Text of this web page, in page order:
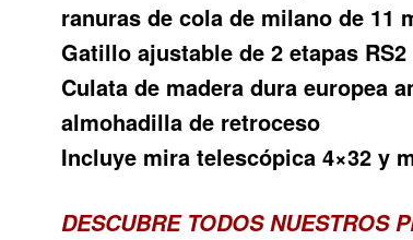
ranuras de cola de milano de 11
Gatillo ajustable de 2 etapas RS2
Culata de madera dura europea
almohadilla de retroceso
Incluye mira telescópica 4×32 y
DESCUBRE TODOS NUESTROS